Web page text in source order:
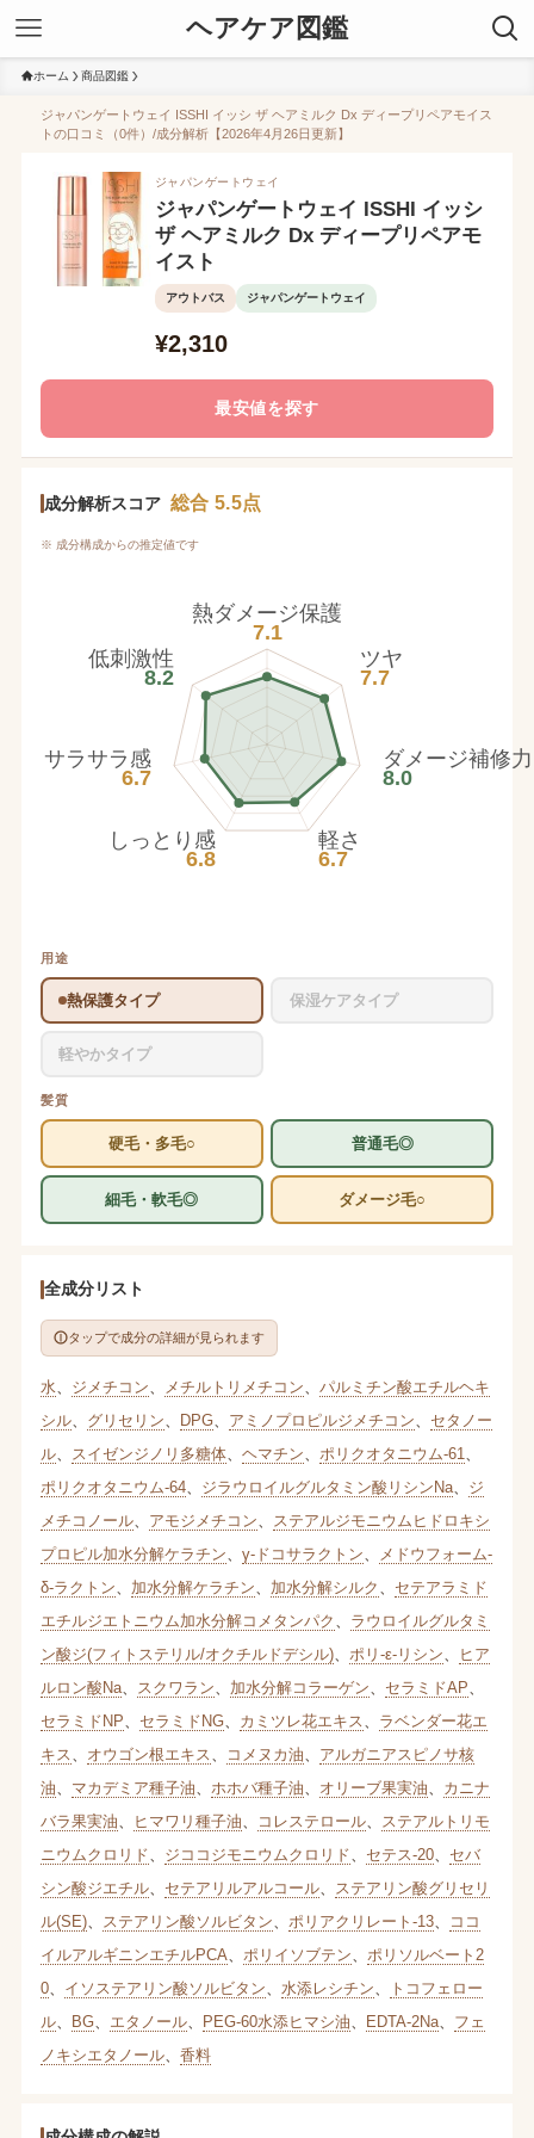
ヘアケア図鑑
ホーム 商品図鑑
ジャパンゲートウェイ ISSHI イッシ ザ ヘアミルク Dx ディープリペアモイス
トの口コミ（0件）/成分解析【2026年4月26日更新】
ジャパンゲートウェイ
ジャパンゲートウェイ ISSHI イッシ
ザ ヘアミルク Dx ディープリペアモ
イスト
アウトバス ジャパンゲートウェイ
¥2,310
最安値を探す
成分解析スコア 総合 5.5点
※ 成分構成からの推定値です
熱ダメージ保護
7.1
ツヤ
7.7
ダメージ補修力
8.0
軽さ
6.7
しっとり感
6.8
サラサラ感
6.7
低刺激性
8.2
用途
熱保護タイプ 保湿ケアタイプ
軽やかタイプ
髪質
硬毛・多毛○ 普通毛◎
細毛・軟毛◎ ダメージ毛○
全成分リスト
タップで成分の詳細が見られます
水 ジメチコン メチルトリメチコン
パルミチン酸エチルヘキ
シル、 グリセリン DPG、 アミノプロピルジメチコン
セタノー
ル、 スイゼンジノリ多糖体、 ヘマチン ポリクオタニウム-61
ポリクオタニウム-64、 ジラウロイルグルタミン酸リシンNa、 ジ
メチコノール、 アモジメチコン
ステアルジモニウムヒドロキシ
プロピル加水分解ケラチン
γ-ドコサラクトン
メドウフォーム-
δ-ラクトン
加水分解ケラチン 加水分解シルク
セテアラミド
エチルジエトニウム加水分解コメタンパク
ラウロイルグルタミ
ン酸ジ(フィトステリル/オクチルドデシル)、 ポリ-ε-リシン
ヒア
ルロン酸Na、 スクワラン 加水分解コラーゲン セラミドAP
セラミドNP
セラミドNG、 カミツレ花エキス
ラベンダー花エ
キス
オウゴン根エキス コメヌカ油
アルガニアスピノサ核
油
マカデミア種子油 ホホバ種子油 オリーブ果実油
カニナ
バラ果実油
ヒマワリ種子油 コレステロール、
ステアルトリモ
ニウムクロリド
ジココジモニウムクロリド セテス-20、 セバ
シン酸ジエチル、 セテアリルアルコール、
ステアリン酸グリセリ
ル(SE)、 ステアリン酸ソルビタン ポリアクリレート-13、
ココ
イルアルギニンエチルPCA
ポリイソブテン
ポリソルベート2
0、 イソステアリン酸ソルビタン 水添レシチン
トコフェロー
ル、 BG、 エタノール、 PEG-60水添ヒマシ油 EDTA-2Na、 フェ
ノキシエタノール、 香料